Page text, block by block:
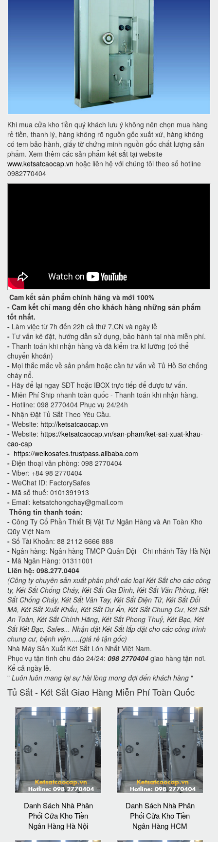
Khi mua cửa kho tiền quý khách lưu ý không nên chọn mua hàng
rẻ tiền, thanh lý, hàng không rõ nguồn gốc xuất xứ, hàng không
có tem bảo hành, giấy tờ chứng minh nguồn gốc chất lượng sản
phẩm. Xem thêm các sản phẩm két sắt tại website
www.ketsatcaocap.vn hoặc liên hệ với chúng tôi theo số hotline
0982770404
Cam kết sản phẩm chính hãng và mới 100%
- Cam kết chỉ mang đến cho khách hàng những sản phẩm
tốt nhất.
- Làm việc từ 7h đến 22h cả thứ 7,CN và ngày lễ
- Tư vấn kê đặt, hướng dẫn sử dụng, bảo hành tại nhà miễn phí.
- Thanh toán khi nhận hàng và đã kiểm tra kĩ lưỡng (có thể
chuyển khoản)
- Mọi thắc mắc về sản phẩm hoặc cần tư vấn về Tủ Hồ Sơ chống
cháy nổ.
- Hãy để lại ngay SĐT hoặc IBOX trực tiếp để được tư vấn.
- Miễn Phí Ship nhanh toàn quốc - Thanh toán khi nhận hàng.
- Hotline: 098 2770404 Phục vụ 24/24h
- Nhận Đặt Tủ Sắt Theo Yêu Cầu.
- Website: http://ketsatcaocap.vn
- Website: https://ketsatcaocap.vn/san-pham/ket-sat-xuat-khau-
cao-cap
- https://welkosafes.trustpass.alibaba.com
- Điện thoại văn phòng: 098 2770404
- Viber: +84 98 2770404
- WeChat ID: FactorySafes
- Mã số thuế: 0101391913
- Email: ketsatchongchay@gmail.com
Thông tin thanh toán:
- Công Ty Cổ Phần Thiết Bị Vật Tư Ngân Hàng và An Toàn Kho
Qũy Việt Nam
- Số Tài Khoản: 88 2112 6666 888
- Ngân hàng: Ngân hàng TMCP Quân Đội - Chi nhánh Tây Hà Nội
- Mã Ngân Hàng: 01311001
Liên hệ: 098.277.0404
(Công ty chuyên sản xuất phân phối các loại Két Sắt cho các công
ty, Két Sắt Chống Cháy, Két Sắt Gia Đình, Két Sắt Văn Phòng, Két
Sắt Chống Cháy, Két Sắt Vân Tay, Két Sắt Điện Tử, Két Sắt Đổi
Mã, Két Sắt Xuất Khẩu, Két Sắt Dự Án, Két Sắt Chung Cư, Két Sắt
An Toàn, Két Sắt Chính Hãng, Két Sắt Phong Thuỷ, Két Bạc, Két
Sắt Két Bạc, Safes... Nhận đặt Két Sắt lắp đặt cho các công trình
chung cư, bệnh viện.....(giá rẻ tận gốc)
Nhà Máy Sản Xuất Két Sắt Lớn Nhất Việt Nam.
Phục vụ tận tình chu đáo 24/24: 098 2770404 giao hàng tận nơi.
Kể cả ngày lễ.
" Luôn luôn mang lại sự hài lòng mong đợi đến khách hàng "
Tủ Sắt - Két Sắt Giao Hàng Miễn Phí Toàn Quốc
Danh Sách Nhà Phân
Phối Cửa Kho Tiền
Ngân Hàng Hà Nội
Danh Sách Nhà Phân
Phối Cửa Kho Tiền
Ngân Hàng HCM